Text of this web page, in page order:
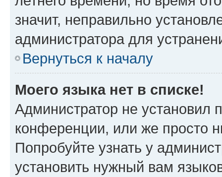
значит, неправильно
администратора для
Вернуться к началу
Моего языка нет в списке!
Администратор не установил
конференции, или же просто
Попробуйте узнать у
установить нужный вам